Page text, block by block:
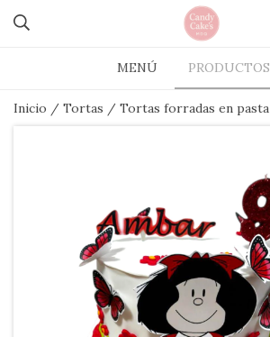
MENÚ PRODUCTOS
Inicio / Tortas / Tortas forradas en pasta